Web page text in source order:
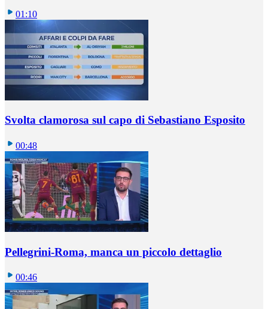
01:10
Svolta clamorosa sul capo di Sebastiano Esposito
00:48
Pellegrini-Roma, manca un piccolo dettaglio
00:46